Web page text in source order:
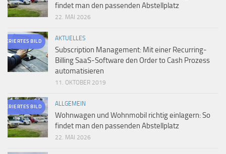
findet man den passenden Abstellplatz
22. MAI 2026
BILD AKTUELLES
Subscription Management: Mit einer Recurring-
Billing SaaS-Software den Order to Cash Prozess
automatisieren
11. OKTOBER 2019
BILD ALLGEMEIN
Wohnwagen und Wohnmobil richtig einlagern: So
findet man den passenden Abstellplatz
22. MAI 2026